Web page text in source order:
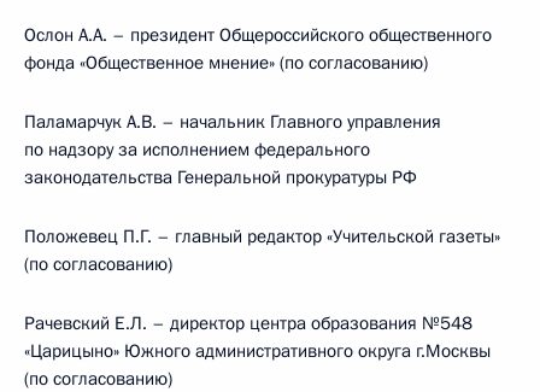
Ослон А.А. – президент Общероссийского общественного
фонда «Общественное мнение» (по согласованию)
Паламарчук А.В. – начальник Главного управления
по надзору за исполнением федерального
законодательства Генеральной прокуратуры РФ
Положевец П.Г. – главный редактор «Учительской газеты»
(по согласованию)
Рачевский E.Л. – директор центра образования №548
«Царицыно» Южного административного округа г.Москвы
(по согласованию)